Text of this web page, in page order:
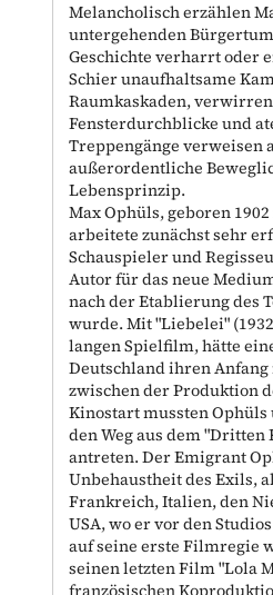
Melancholisch erzählen
untergehenden
Geschichte verharrt oder
Schier unaufhaltsame
Raumkaskaden,
Fensterdurchblicke und
Treppengänge verweisen
außerordentliche
Lebensprinzip.
Max Ophüls, geboren
arbeitete zunächst sehr
Schauspieler und
Autor für das neue
nach der Etablierung des
wurde. Mit "Liebelei"
langen Spielfilm, hätte
Deutschland ihren
zwischen der Produktion
Kinostart mussten Ophüls
den Weg aus dem
antreten. Der Emigrant
Unbehaustheit des Exils,
Frankreich, Italien, den
USA, wo er vor den
auf seine erste Filmregie
seinen letzten Film "Lola